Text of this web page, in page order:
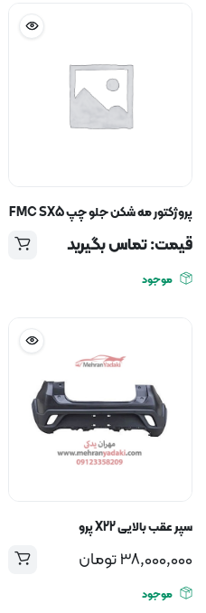
پروژکتور مه شکن جلو چپ FMC SX5
قیمت: تماس بگیرید
موجود
سپر عقب بالایی X22 پرو
38,000,000تومان
موجود